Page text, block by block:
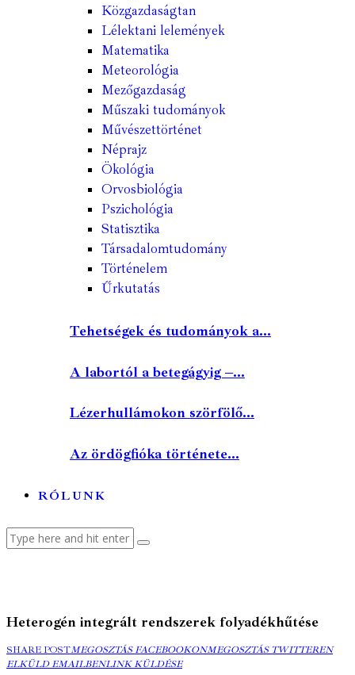
Közgazdaságtan
Lélektani lelemények
Matematika
Meteorológia
Mezőgazdaság
Műszaki tudományok
Művészettörténet
Néprajz
Ökológia
Orvosbiológia
Pszichológia
Statisztika
Társadalomtudomány
Történelem
Űrkutatás
Tehetségek és tudományok a...
A labortól a betegágyig –...
Lézerhullámokon szörfölő...
Az ördögfióka története...
RÓLUNK
Heterogén integrált rendszerek folyadékhűtése
SHARE POSTMEGOSZTÁS
FACEBOOKON
MEGOSZTÁS FACEBOOKONMEGOSZTÁS
MEGOSZTÁS TWITTEREN
ELKÜLD EMAILBENCOPY
LINK KÜLDÉSE